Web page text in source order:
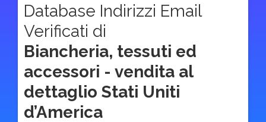
Database Indirizzi Email
Verificati di
Biancheria, tessuti ed
accessori - vendita al
dettaglio Stati Uniti
d’America